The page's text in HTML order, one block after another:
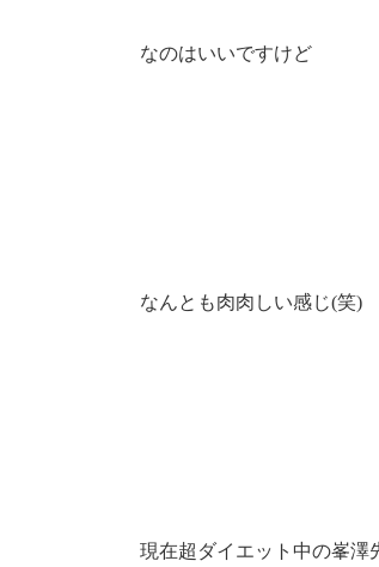
なのはいいですけど
なんとも肉肉しい感じ(笑)
現在超ダイエット中の峯澤